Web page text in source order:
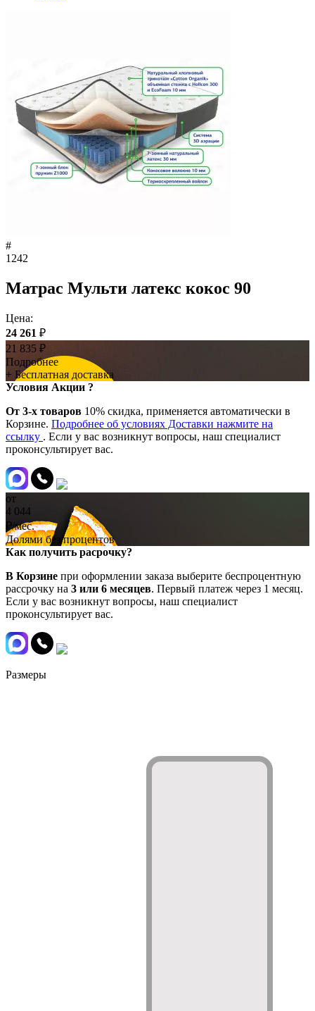
#
1242
Матрас Мульти латекс кокос 90
Цена:
24 261 ₽
21 835 ₽
Подробнее
+ Бесплатная доставка
Условия Акции ?
От 3-х товаров 10% скидка, применяется автоматически в
Корзине. Подробнее об условиях Доставки нажмите на
ссылку . Если у вас возникнут вопросы, наш специалист
проконсультирует вас.
от
4 044
₽/мес.
Долями без процентов
Как получить расрочку?
В Корзине при оформлении заказа выберите беспроцентную
рассрочку на 3 или 6 месяцев. Первый платеж через 1 месяц.
Если у вас возникнут вопросы, наш специалист
проконсультирует вас.
Размеры